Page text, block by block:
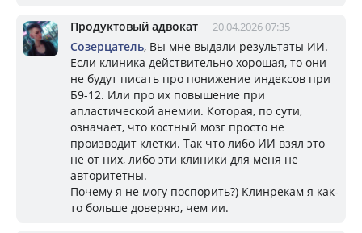
Продуктовый адвокат 20.04.2026 07:35
Созерцатель, Вы мне выдали результаты ИИ.
Если клиника действительно хорошая, то они
не будут писать про понижение индексов при
Б9-12. Или про их повышение при
апластической анемии. Которая, по сути,
означает, что костный мозг просто не
производит клетки. Так что либо ИИ взял это
не от них, либо эти клиники для меня не
авторитетны.
Почему я не могу поспорить?) Клинрекам я как-
то больше доверяю, чем ии.